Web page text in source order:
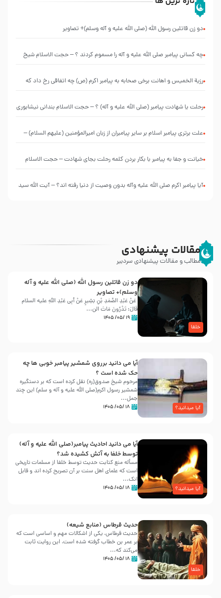
دو زن قاتلين رسول الله (صلى‌ الله‌ علیه‌ و آله‌ وسلم)+ تصاویر
چه کسانی پیامبر صلی الله علیه و آله را مسموم کردند ؟ – حجت الاسلام شیخ
رزیة الخمیس و اهانت برخی صحابه به پیامبر اکرم (ص) چه اتفاقی رخ داد که
رحلت یا شهادت پیامبر (صلی الله علیه و آله) ؟ – حجت الاسلام بندانی نیشابوری
علت برتری پیامبر اسلام بر سایر پیامبران از زبان امیرالمؤمنین (علیهم السلام) –
خیانت و جفا به پیامبر با بکار بردن کلمه رحلت بجای شهادت – حجت الاسلام
آیا پیامبر اکرم صلی الله علیه وآله بدون وصیت از دنیا رفته ‌اند؟ – آیت الله سید
مقالات پیشنهادی
مطالب و مقالات پیشنهادی سردبیر
خلفا
دو زن قاتلين رسول الله (صلى‌ الله‌ علیه‌ و آله‌
وسلم)+ تصاویر
عَنْ عَبْدِ الصَّمَدِ بْنِ بَشِیرٍ عَنْ أَبِی عَبْدِ اللَّهِ علیه السلام
قَالَ: تَدْرُونَ مَاتَ الن...
۱۹ /۰۵/ ۱۴۰۵
آیا میدانید؟
آیا می دانید برروی شمشیر پیامبر خوبی ها چه
حک شده است ؟
مرحوم شیخ صدوق(ره) نقل کرده است که بر دستگیره
شمشیر رسول اکرم(صلی الله علیه و آله و سلم) این چند
جمل...
۱۸ /۰۵/ ۱۴۰۵
آیا میدانید؟
آیا می دانید احادیث پیامبر(صلی الله علیه و آله)
توسط خلفا به آتش کشیده شد؟
مسأله منع کتابت حدیث توسط خلفا از مسلمات تاریخی
است که علمای اهل سنت بر آن تصریح کرده اند و قابل
انک...
۱۸ /۰۵/ ۱۴۰۵
خلفا
حدیث قرطاس (منابع شیعه)
حدیث قرطاس، یکی از اشکالات مهم و اساسی است که
بر عمر بن خطاب گرفته شده است، این روایت ثابت
می‌کند که...
۱۸ /۰۵/ ۱۴۰۵